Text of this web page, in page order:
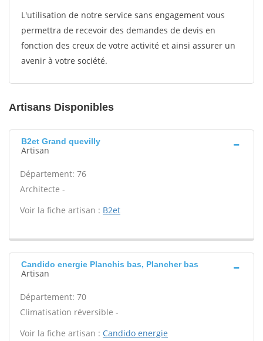
L'utilisation de notre service sans engagement vous
permettra de recevoir des demandes de devis en
fonction des creux de votre activité et ainsi assurer un
avenir à votre société.
Artisans Disponibles
B2et Grand quevilly
Artisan
Département: 76
Architecte -
Voir la fiche artisan : B2et
Candido energie Planchis bas, Plancher bas
Artisan
Département: 70
Climatisation réversible -
Voir la fiche artisan : Candido energie